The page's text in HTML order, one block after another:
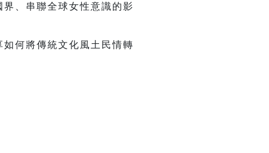
、串聯全球女性意識的影
何將傳統文化風土民情轉